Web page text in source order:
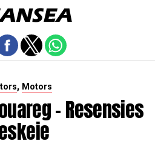
, Motors
- Resensies